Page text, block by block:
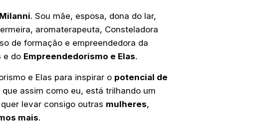
. Sou mãe, esposa, dona do lar,
aromaterapeuta, Consteladora
de formação e empreendedora da
e do Empreendedorismo e Elas.
e Elas para inspirar o potencial de
que assim como eu, está trilhando um
levar consigo outras mulheres,
mais.